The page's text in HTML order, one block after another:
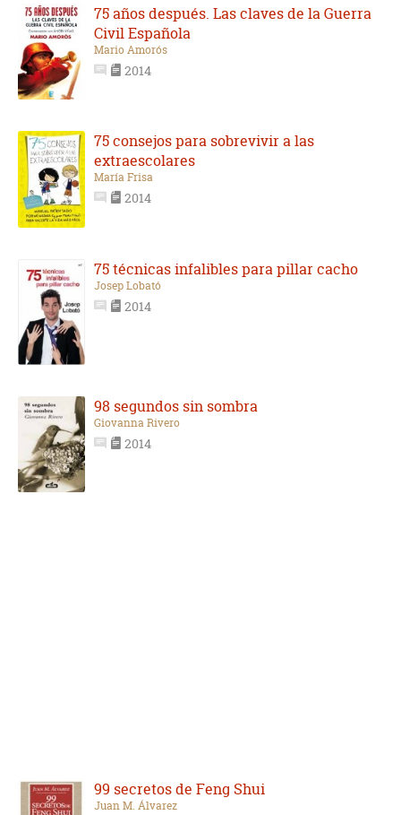
75 años después. Las claves de la Guerra
Civil Española
Mario Amorós
2014
75 consejos para sobrevivir a las
extraescolares
María Frisa
2014
75 técnicas infalibles para pillar cacho
Josep Lobató
2014
98 segundos sin sombra
Giovanna Rivero
2014
99 secretos de Feng Shui
Juan M. Álvarez